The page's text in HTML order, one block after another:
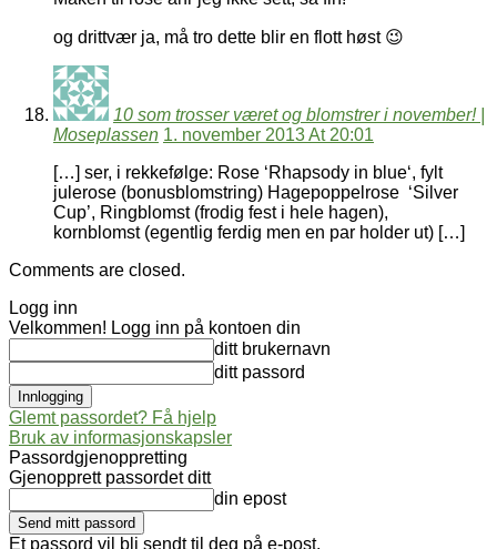
og drittvær ja, må tro dette blir en flott høst 😉
10 som trosser været og blomstrer i november! |
Moseplassen 1. november 2013 At 20:01
[…] ser, i rekkefølge: Rose ‘Rhapsody in blue‘, fylt
julerose (bonusblomstring) Hagepoppelrose ‘Silver
Cup’, Ringblomst (frodig fest i hele hagen),
kornblomst (egentlig ferdig men en par holder ut) […]
Comments are closed.
Logg inn
Velkommen! Logg inn på kontoen din
ditt brukernavn
ditt passord
Glemt passordet? Få hjelp
Bruk av informasjonskapsler
Passordgjenoppretting
Gjenopprett passordet ditt
din epost
Et passord vil bli sendt til deg på e-post.